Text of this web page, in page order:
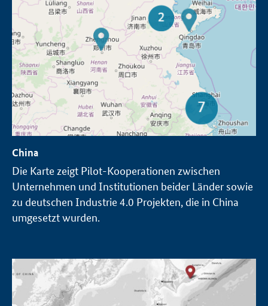
China
Die Karte zeigt Pilot-Kooperationen zwischen
Unternehmen und Institutionen beider Länder sowie
zu deutschen Industrie 4.0 Projekten, die in China
umgesetzt wurden.